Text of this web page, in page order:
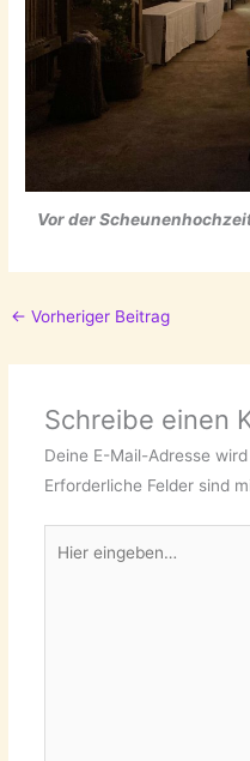
Vor der
← Vorheriger Beitrag
Schreibe einen
Deine E-Mail-Adresse
Erforderliche Felder sind
eingeben…